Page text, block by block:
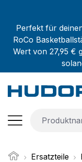
Perfekt für
RoCo
Wert von 27,95 €
Ersatzteile